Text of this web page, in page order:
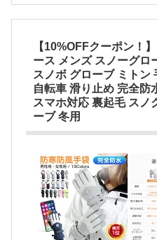
【10%OFFクーポン！
ース メンズ スノーグロ
スノボ グローブ ミトン
自転車 滑り止め 完全防
スマホ対応 裏起毛 スノ
ーブ 冬用